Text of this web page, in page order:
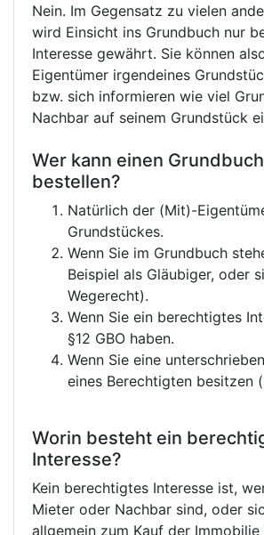
Nein. Im Gegensatz zu vielen
wird Einsicht ins Grundbuch nur
Interesse gewährt. Sie können
Eigentümer irgendeines
bzw. sich informieren wie viel
Nachbar auf seinem Grundstück
Wer kann einen
bestellen?
Natürlich der (Mit)-
Grundstückes.
Wenn Sie im Grundbuch
Beispiel als Gläubiger, oder
Wegerecht).
Wenn Sie ein berechtigtes
§12 GBO haben.
Wenn Sie eine
eines Berechtigten besitzen
Worin besteht ein
Interesse?
Kein berechtigtes Interesse ist,
Mieter oder Nachbar sind, oder
allgemein zum Kauf der Immobilie